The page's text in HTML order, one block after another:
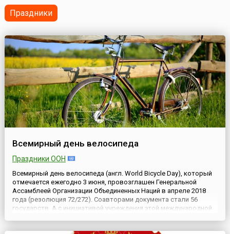
Праздники
Всемирный день велосипеда
Праздники ООН
Всемирный день велосипеда (англ. World Bicycle Day), который
отмечается ежегодно 3 июня, провозглашен Генеральной
Ассамблеей Организации Объединенных Наций в апреле 2018
года (резолюция 72/272). Соавторами документа стали 56
государств. А с инициативой учреждения этой международной